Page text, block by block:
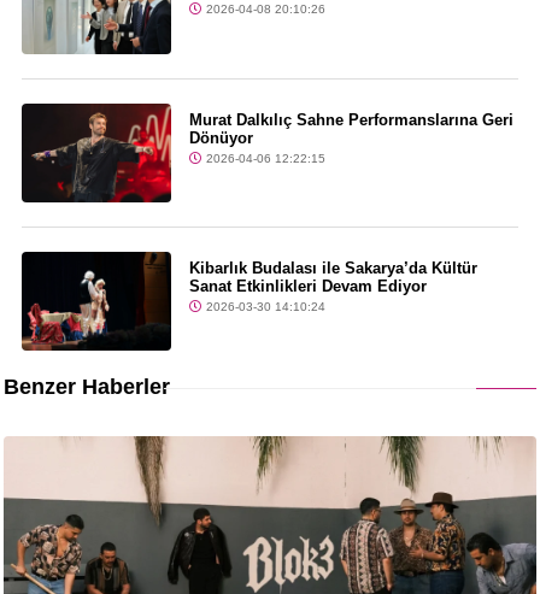
2026-04-08 20:10:26
Murat Dalkılıç Sahne Performanslarına Geri
Dönüyor
2026-04-06 12:22:15
Kibarlık Budalası ile Sakarya’da Kültür
Sanat Etkinlikleri Devam Ediyor
2026-03-30 14:10:24
Benzer Haberler